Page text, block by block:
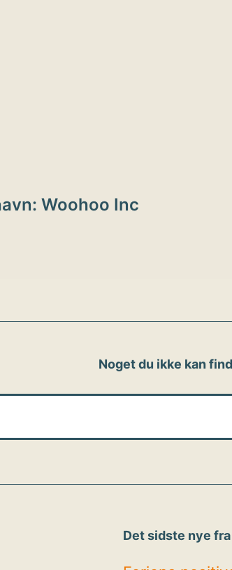
Woohoo Inc
Noget du ikke kan
Det sidste nye